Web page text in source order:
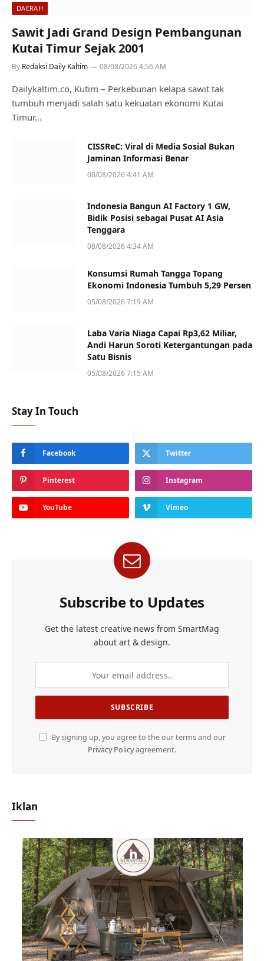
DAERAH
Sawit Jadi Grand Design Pembangunan
Kutai Timur Sejak 2001
By Redaksi Daily Kaltim 08/08/2026 4:56 AM
Dailykaltim.co, Kutim – Perkebunan kelapa sawit tak
tumbuh menjadi salah satu kekuatan ekonomi Kutai
Timur…
CISSReC: Viral di Media Sosial Bukan
Jaminan Informasi Benar
08/08/2026 4:41 AM
Indonesia Bangun AI Factory 1 GW,
Bidik Posisi sebagai Pusat AI Asia
Tenggara
08/08/2026 4:34 AM
Konsumsi Rumah Tangga Topang
Ekonomi Indonesia Tumbuh 5,29 Persen
05/08/2026 7:19 AM
Laba Varia Niaga Capai Rp3,62 Miliar,
Andi Harun Soroti Ketergantungan pada
Satu Bisnis
05/08/2026 7:15 AM
Stay In Touch
Facebook Twitter
Pinterest Instagram
YouTube Vimeo
Subscribe to Updates
Get the latest creative news from SmartMag
about art & design.
By signing up, you agree to the our terms and our
Privacy Policyagreement.
Iklan